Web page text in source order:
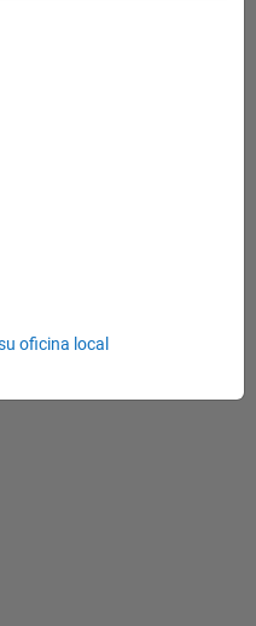
Engineer
oficina local